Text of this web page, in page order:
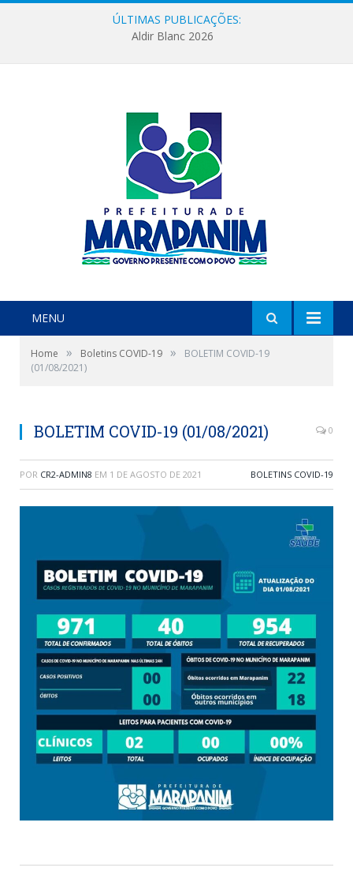
ÚLTIMAS PUBLICAÇÕES:
Aldir Blanc 2026
MENU
Home » Boletins COVID-19 »
BOLETIM COVID-19
(01/08/2021)
BOLETIM COVID-19 (01/08/2021) 0
POR CR2-ADMIN8 EM 1 DE AGOSTO DE 2021 BOLETINS COVID-19